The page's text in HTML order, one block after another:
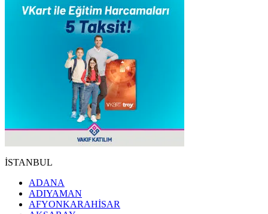
İSTANBUL
ADANA
ADIYAMAN
AFYONKARAHİSAR